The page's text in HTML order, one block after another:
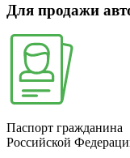
Для продажи
Паспорт гражданина
Российской